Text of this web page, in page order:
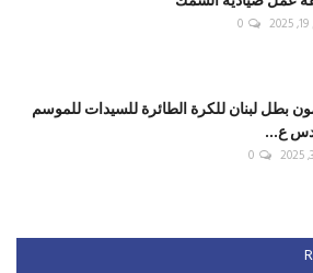
0
بطل لبنان للكرة الطائرة للسيدات للموسم
ع...
0